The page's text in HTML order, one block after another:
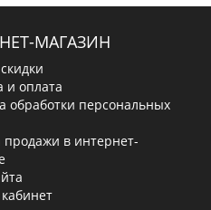
МАГАЗИН
и оплата
обработки персональных
продажи в интернет-